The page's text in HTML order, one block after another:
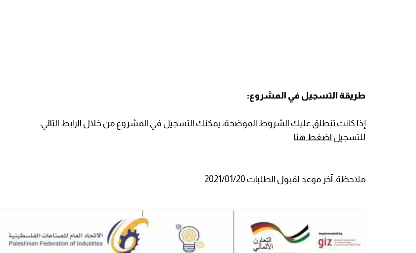
طريقة التسجيل في المشروع:
إذا كانت تنطلق عليك الشروط الموضحة، يمكنك التسجيل في المشروع من خلال الرابط التالي:
للتسجيل اضغط هنا
ملاحظة: آخر موعد لقبول الطلبات 2021/01/20